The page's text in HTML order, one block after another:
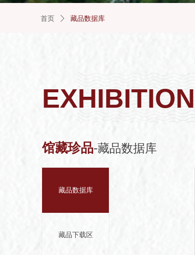
首页 ꄲ 藏品数据库
EXHIBITION
馆藏珍品-藏品数据库
藏品数据库
藏品下载区